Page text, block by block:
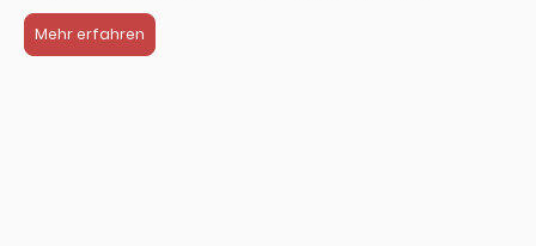
Mehr erfahren